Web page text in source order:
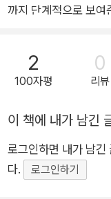
내용을 모두 이해하거
을 쉽게 작성하게 해
욱 더 쉽다.
나는 물체 인식과 추
즘이, 현재 라이브러리
썬을 지원함에 따라 C
높아졌다. 그래서 요즘
이썬을 활용해 프로그
까지 단계적으로 보여
리 사용 ■ 에지 검출,
그램 작성 ■ LBP와
카메라나 비디오 파
글자 인식 ■ 합성곱
클라우드 인프라를 통한 컴
상 독자 ★ 이 책은 파이썬에 대한 기본 지식을 바탕으로 컴퓨터
2
100자평
0
리뷰
이 책에 내가 남긴
로그인하면 내가 남긴
다.
로그인하기